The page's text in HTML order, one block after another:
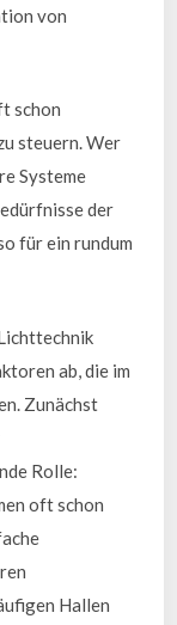
von
schon
steuern. Wer
Systeme
der
für ein rundum
ab, die im
Zunächst
Rolle:
oft schon
Hallen